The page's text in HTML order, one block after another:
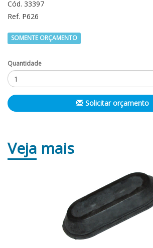
Cód. 33397
Ref. P626
SOMENTE ORÇAMENTO
Quantidade
Solicitar orçamento
Veja mais